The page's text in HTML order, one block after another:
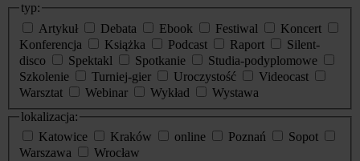
typ:
Artykuł
Debata Ebook Festiwal
Koncert
Konferencja
Książka Podcast Raport
Silent-
disco
Spektakl Spotkanie
Studia-podyplomowe
Szkolenie
Turniej-gier Uroczystość
Videocast
Warsztat
Webinar Wykład
Wystawa
lokalizacja:
Katowice
Kraków online Poznań
Sopot
Warszawa
Wrocław